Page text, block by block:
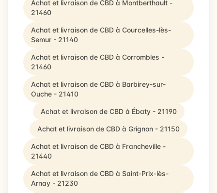
Achat et livraison de CBD à Montberthault -
21460
Achat et livraison de CBD à Courcelles-lès-
Semur - 21140
Achat et livraison de CBD à Corrombles -
21460
Achat et livraison de CBD à Barbirey-sur-
Ouche - 21410
Achat et livraison de CBD à Ébaty - 21190
Achat et livraison de CBD à Grignon - 21150
Achat et livraison de CBD à Francheville -
21440
Achat et livraison de CBD à Saint-Prix-lès-
Arnay - 21230